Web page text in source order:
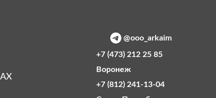
@ooo_arkaim
+7 (473) 212 25 85
Воронеж
+7 (812) 241-13-04